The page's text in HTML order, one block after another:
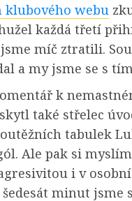
webu
každá třetí
míč ztratili.
a my jsme se s
k
také střelec
tabulek
Ale pak si
i v
minut jsme